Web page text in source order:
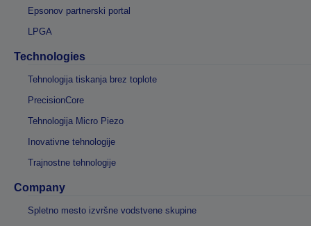
Epsonov partnerski portal
LPGA
Technologies
Tehnologija tiskanja brez toplote
PrecisionCore
Tehnologija Micro Piezo
Inovativne tehnologije
Trajnostne tehnologije
Company
Spletno mesto izvršne vodstvene skupine